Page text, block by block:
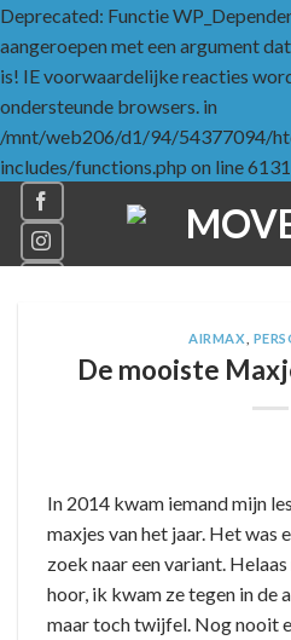
Deprecated: Functie
aangeroepen met een argument
is! IE voorwaardelijke reacties
ondersteunde browsers. in
/mnt/web206/d1/94/54377094/
includes/functions.php on line 6131
AIRMAX
De mooiste
In 2014 kwam iemand mijn
maxjes van het jaar. Het was
zoek naar een variant.
hoor, ik kwam ze tegen in de
maar toch twijfel. Nog nooit